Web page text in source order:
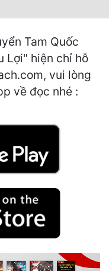
Tam Quốc
Lợi" hiện chỉ hỗ
vui lòng
về đọc nhé :